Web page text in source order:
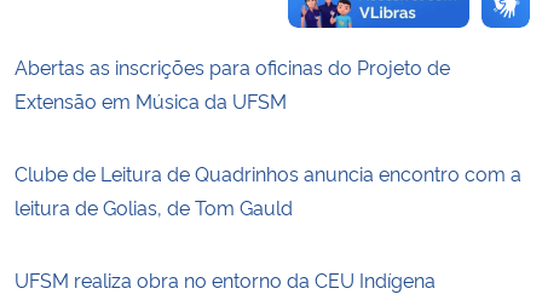
Abertas as inscrições para oficinas do Projeto de
Extensão em Música da UFSM
Clube de Leitura de Quadrinhos anuncia encontro com a
leitura de Golias, de Tom Gauld
UFSM realiza obra no entorno da CEU Indígena